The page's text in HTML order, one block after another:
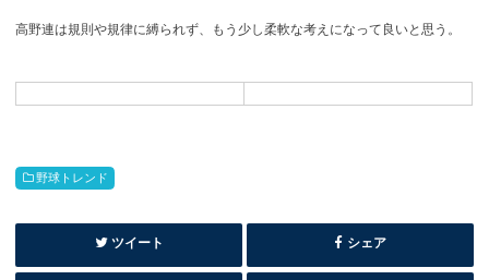
高野連は規則や規律に縛られず、もう少し柔軟な考えになって良いと思う。
野球トレンド
ツイート シェア